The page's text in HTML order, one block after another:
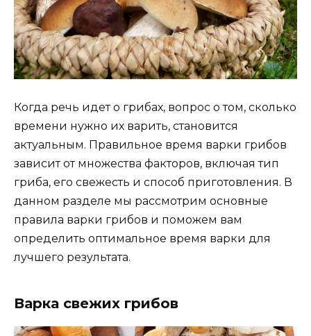
Когда речь идет о грибах, вопрос о том, сколько
времени нужно их варить, становится
актуальным. Правильное время варки грибов
зависит от множества факторов, включая тип
гриба, его свежесть и способ приготовления. В
данном разделе мы рассмотрим основные
правила варки грибов и поможем вам
определить оптимальное время варки для
лучшего результата.
Варка свежих грибов